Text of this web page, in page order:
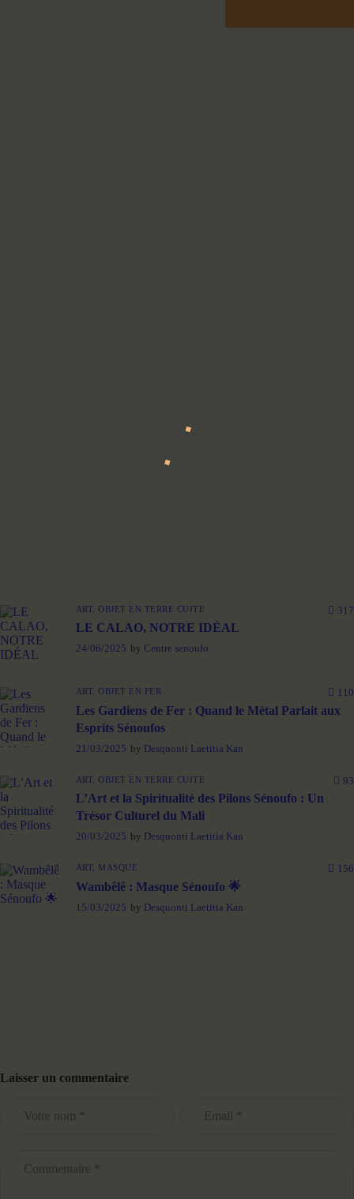
ART,OBJET EN TERRE CUITE 317
LE CALAO, NOTRE IDÉAL
24/06/2025 by Centre senoufo
ART,OBJET EN FER 110
Les Gardiens de Fer : Quand le Métal Parlait aux
Esprits Sénoufos
21/03/2025 by Desquonti Laetitia Kan
ART,OBJET EN TERRE CUITE 93
L’Art et la Spiritualité des Pilons Sénoufo : Un
Trésor Culturel du Mali
20/03/2025 by Desquonti Laetitia Kan
ART, MASQUE 156
Wambêlê : Masque Sénoufo 🌟
15/03/2025 by Desquonti Laetitia Kan
Laisser un commentaire